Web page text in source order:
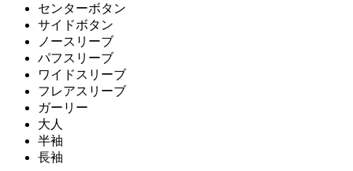
センターボタン
サイドボタン
ノースリーブ
パフスリーブ
ワイドスリーブ
フレアスリーブ
ガーリー
大人
半袖
長袖